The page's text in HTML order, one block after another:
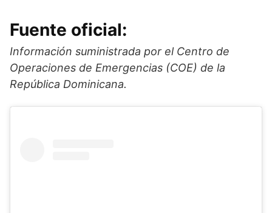
Fuente oficial:
Información suministrada por el Centro de
Operaciones de Emergencias (COE) de la
República Dominicana.